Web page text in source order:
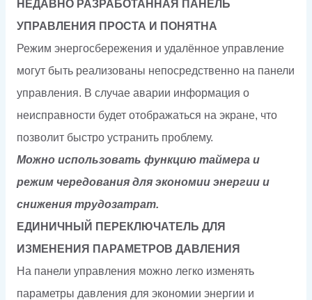
НЕДАВНО РАЗРАБОТАННАЯ ПАНЕЛЬ
УПРАВЛЕНИЯ ПРОСТА И ПОНЯТНА
Режим энергосбережения и удалённое управление
могут быть реализованы непосредственно на панели
управления. В случае аварии информация о
неисправности будет отображаться на экране, что
позволит быстро устранить проблему.
Можно использовать функцию таймера и
режим чередования для экономии энергии и
снижения трудозатрат.
ЕДИНИЧНЫЙ ПЕРЕКЛЮЧАТЕЛЬ ДЛЯ
ИЗМЕНЕНИЯ ПАРАМЕТРОВ ДАВЛЕНИЯ
На панели управления можно легко изменять
параметры давления для экономии энергии и